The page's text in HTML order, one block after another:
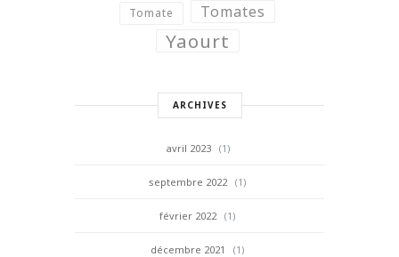
Tomate Tomates
Yaourt
ARCHIVES
avril 2023 (1)
septembre 2022 (1)
février 2022 (1)
décembre 2021 (1)